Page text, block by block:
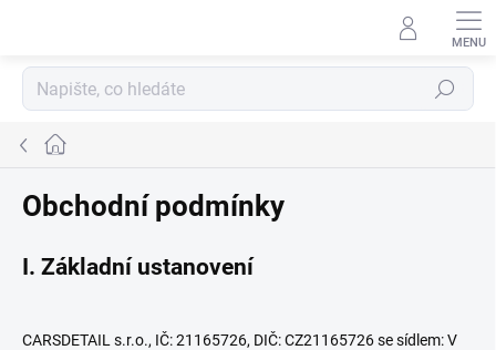
Hledat
Domů
Obchodní podmínky
I. Základní ustanovení
CARSDETAIL s.r.o., IČ: 21165726, DIČ: CZ21165726 se sídlem: V